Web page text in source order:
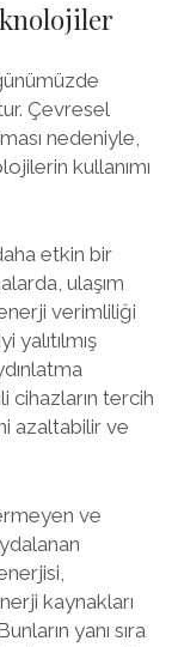
Çevresel
nedeniyle,
kullanımı
etkin bir
ulaşım
verimliliği
yalıtılmış
cihazların tercih
azaltabilir ve
ve
kaynakları
yanı sıra